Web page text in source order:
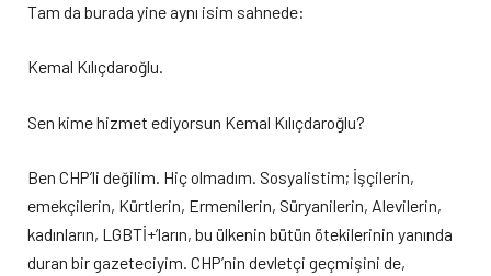
Tam da burada yine aynı isim sahnede:
Kemal Kılıçdaroğlu.
Sen kime hizmet ediyorsun Kemal Kılıçdaroğlu?
Ben CHP’li değilim. Hiç olmadım. Sosyalistim; İşçilerin,
emekçilerin, Kürtlerin, Ermenilerin, Süryanilerin, Alevilerin,
kadınların, LGBTİ+’ların, bu ülkenin bütün ötekilerinin yanında
duran bir gazeteciyim. CHP’nin devletçi geçmişini de,